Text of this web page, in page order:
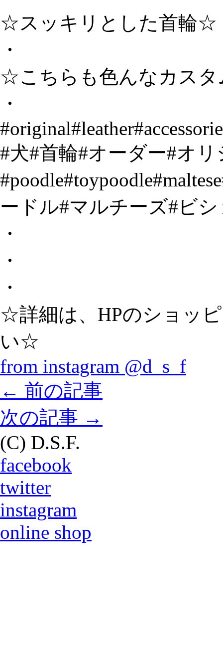
☆スッキリとした首輪☆
・
☆こちらも色んなカス
・
#犬#首輪#オーダー#オ
ードル#マルチーズ#ビ
・
・
・
☆詳細は、HPのショッ
い☆
from instagram @d_s_f
← 前の記事
次の記事 →
(C) D.S.F.
facebook
twitter
instagram
online shop